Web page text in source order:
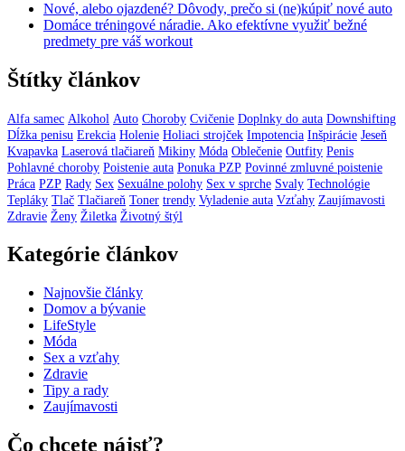
Nové, alebo ojazdené? Dôvody, prečo si (ne)kúpiť nové auto
Domáce tréningové náradie. Ako efektívne využiť bežné
predmety pre váš workout
Štítky článkov
Alfa samec Alkohol Auto Choroby Cvičenie Doplnky do auta Downshifting
Dĺžka penisu Erekcia Holenie Holiaci strojček Impotencia Inšpirácie Jeseň
Kvapavka Laserová tlačiareň Mikiny Móda Oblečenie Outfity Penis
Pohlavné choroby Poistenie auta Ponuka PZP Povinné zmluvné poistenie
Práca PZP Rady Sex Sexuálne polohy Sex v sprche Svaly Technológie
Tepláky Tlač Tlačiareň Toner trendy Vyladenie auta Vzťahy Zaujímavosti
Zdravie Ženy Žiletka Životný štýl
Kategórie článkov
Najnovšie články
Domov a bývanie
LifeStyle
Móda
Sex a vzťahy
Zdravie
Tipy a rady
Zaujímavosti
Čo chcete nájsť?